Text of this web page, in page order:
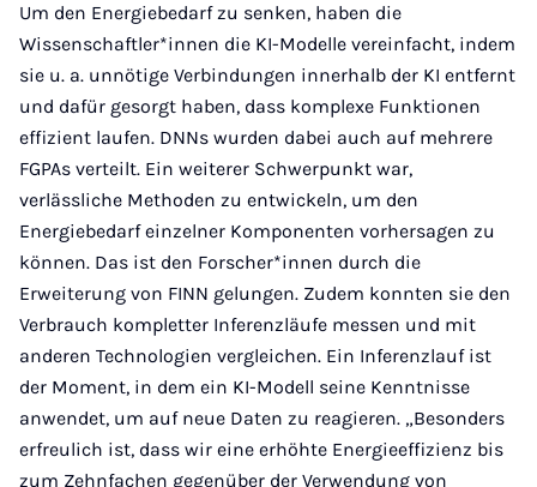
Um den Energiebedarf zu senken, haben die
Wissenschaftler*innen die KI-Modelle vereinfacht, indem
sie u. a. unnötige Verbindungen innerhalb der KI entfernt
und dafür gesorgt haben, dass komplexe Funktionen
effizient laufen. DNNs wurden dabei auch auf mehrere
FGPAs verteilt. Ein weiterer Schwerpunkt war,
verlässliche Methoden zu entwickeln, um den
Energiebedarf einzelner Komponenten vorhersagen zu
können. Das ist den Forscher*innen durch die
Erweiterung von FINN gelungen. Zudem konnten sie den
Verbrauch kompletter Inferenzläufe messen und mit
anderen Technologien vergleichen. Ein Inferenzlauf ist
der Moment, in dem ein KI-Modell seine Kenntnisse
anwendet, um auf neue Daten zu reagieren. „Besonders
erfreulich ist, dass wir eine erhöhte Energieeffizienz bis
zum Zehnfachen gegenüber der Verwendung von